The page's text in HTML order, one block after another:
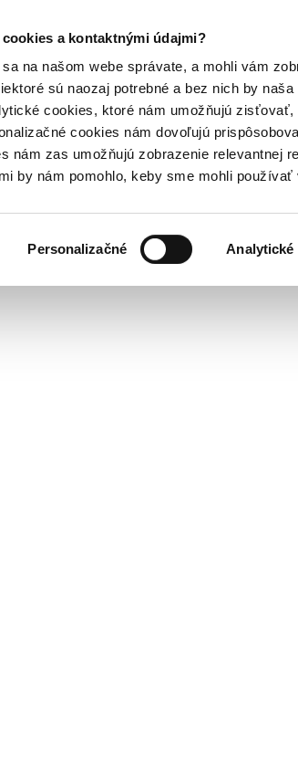
a kontaktnými údajmi?
na našom webe správate, a mohli vám
sú naozaj potrebné a bez nich by
cookies, ktoré nám umožňujú zisťovať,
cookies nám dovoľujú
nám zas umožňujú zobrazenie relevantnej
by nám pomohlo, keby sme mohli
Personalizačné Analytické